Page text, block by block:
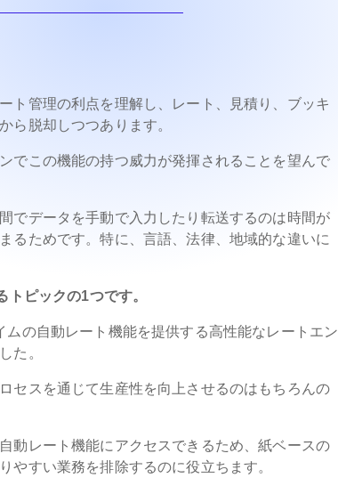
ト管理の利点を理解し、レート、見積り、ブッキ
ら脱却しつつあります。
でこの機能の持つ威力が発揮されることを望んで
でデータを手動で入力したり転送するのは時間が
るためです。特に、言語、法律、地域的な違いに
ピックの1つです。
の自動レート機能を提供する高性能なレートエン
た。
セスを通じて生産性を向上させるのはもちろんの
動レート機能にアクセスできるため、紙ベースの
やすい業務を排除するのに役立ちます。